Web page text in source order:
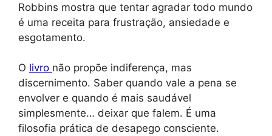
Robbins mostra que tentar agradar todo mundo
é uma receita para frustração, ansiedade e
esgotamento.
O livro não propõe indiferença, mas
discernimento. Saber quando vale a pena se
envolver e quando é mais saudável
simplesmente… deixar que falem. É uma
filosofia prática de desapego consciente.